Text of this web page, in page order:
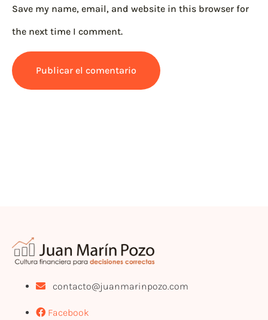
Save my name, email, and website in this browser for
the next time I comment.
contacto@juanmarinpozo.com
Facebook